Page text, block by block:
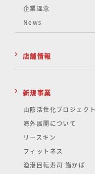
企業理念
News
店舗情報
新規事業
山陰活性化プロジェクト
海外展開について
リースキン
フィットネス
漁港回転寿司 鮨かば